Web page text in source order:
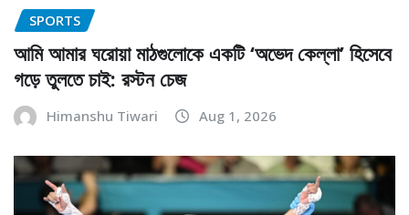
SPORTS
আমি আমার ঘরোয়া মাঠগুলোকে একটি ‘অভেদ কেল্লা’ হিসেবে
গড়ে তুলতে চাই: রস্টন চেজ
Himanshu Tiwari Aug 1, 2026